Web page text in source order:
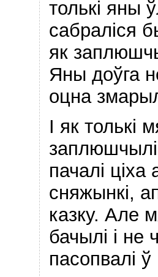
толькі яны
сабраліся
як
Яны доўга
оцна
І як толькі
пачалі
сняжынкі,
казку. Але
бачылі і не
пасопвалі